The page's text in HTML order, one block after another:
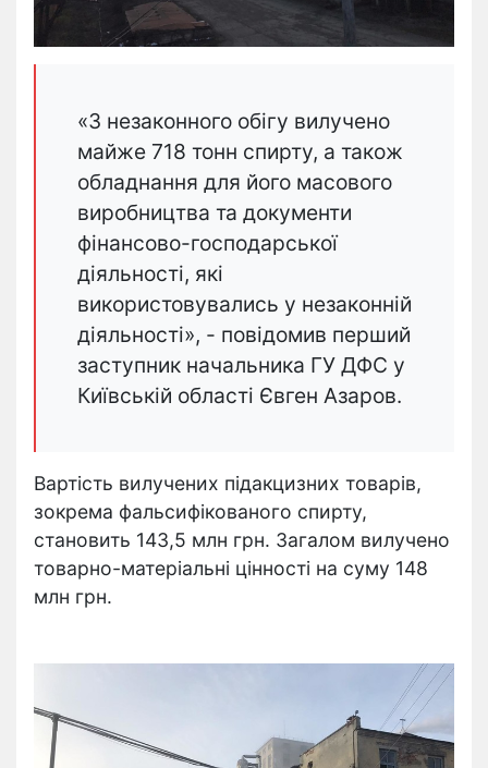
«З незаконного обігу вилучено
майже 718 тонн спирту, а також
обладнання для його масового
виробництва та документи
фінансово-господарської
діяльності, які
використовувались у незаконній
діяльності», - повідомив перший
заступник начальника ГУ ДФС у
Київській області Євген Азаров.
Вартість вилучених підакцизних товарів,
зокрема фальсифікованого спирту,
становить 143,5 млн грн. Загалом вилучено
товарно-матеріальні цінності на суму 148
млн грн.